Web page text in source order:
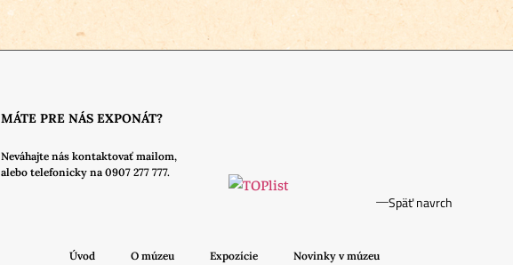
MÁTE PRE NÁS EXPONÁT?
Neváhajte nás kontaktovať mailom,
alebo telefonicky na 0907 277 777.
Úvod O múzeu Expozície
Novinky v múzeu
Späť navrch